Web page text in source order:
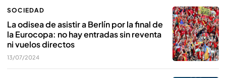
SOCIEDAD
La odisea de asistir a Berlín por la final de
la Eurocopa: no hay entradas sin reventa
ni vuelos directos
13/07/2024